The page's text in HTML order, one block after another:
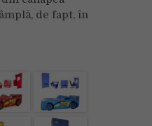
de fapt, în